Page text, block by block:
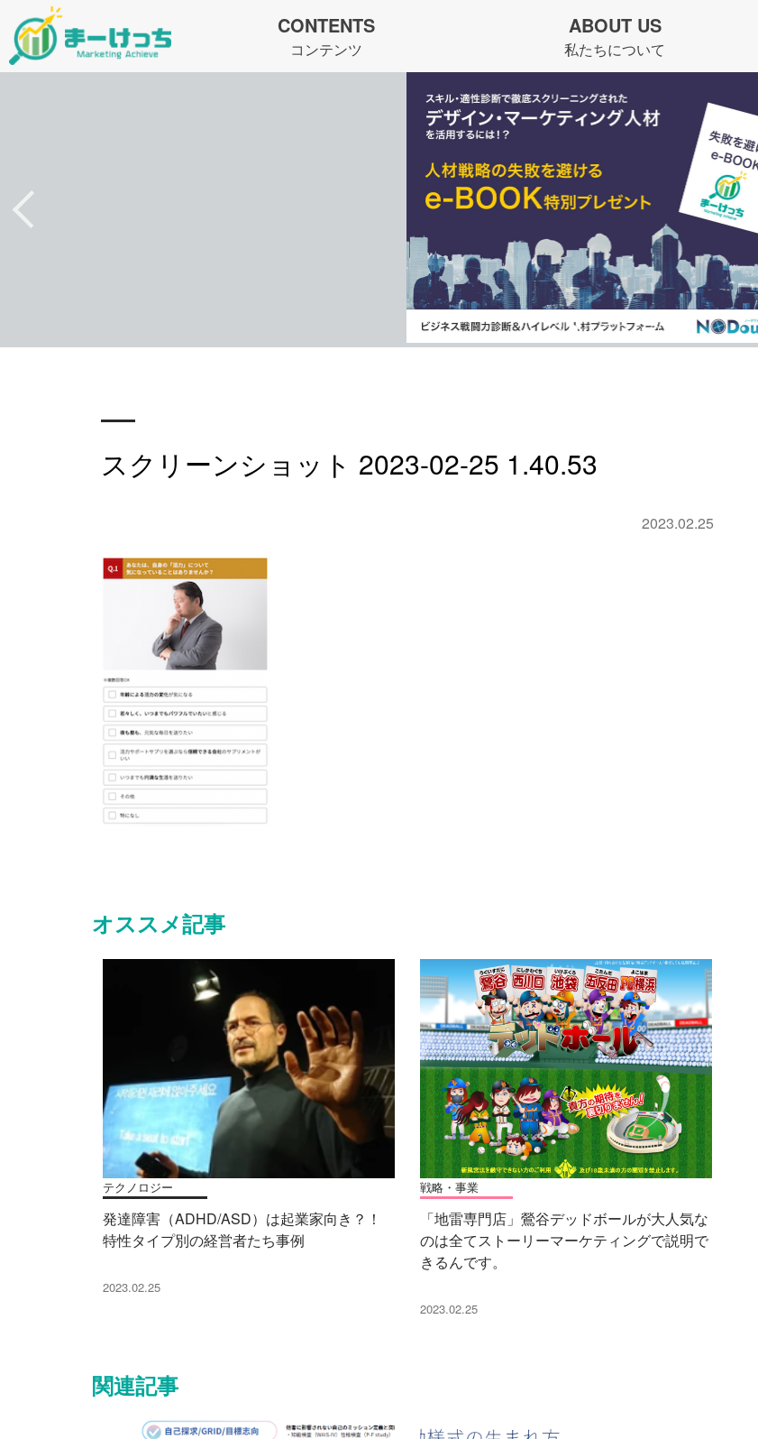
CONTENTS
コンテンツ
ABOUT US
私たちについて
スクリーンショット 2023-02-25 1.40.53
2023.02.25
オススメ記事
テクノロジー
発達障害（ADHD/ASD）は起業家向き？！
特性タイプ別の経営者たち事例
2023.02.25
戦略・事業
「地雷専門店」鶯谷デッドボールが大人気な
のは全てストーリーマーケティングで説明で
きるんです。
2023.02.25
関連記事